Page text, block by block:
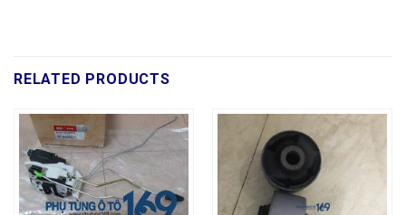
RELATED PRODUCTS